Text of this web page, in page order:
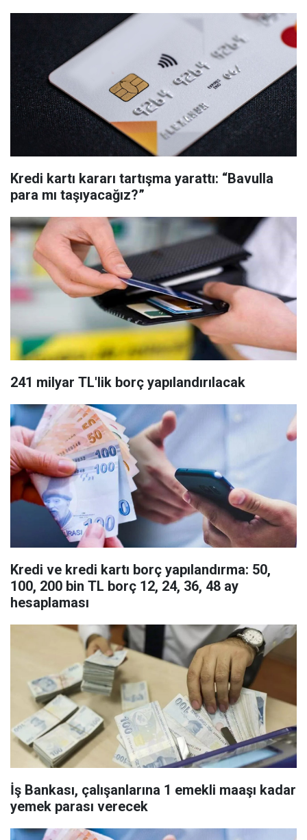
Kredi kartı kararı tartışma yarattı: “Bavulla
para mı taşıyacağız?”
241 milyar TL'lik borç yapılandırılacak
Kredi ve kredi kartı borç yapılandırma: 50,
100, 200 bin TL borç 12, 24, 36, 48 ay
hesaplaması
İş Bankası, çalışanlarına 1 emekli maaşı kadar
yemek parası verecek